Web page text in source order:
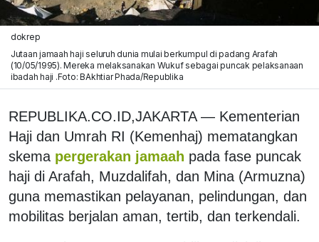
dokrep
Jutaan jamaah haji seluruh dunia mulai berkumpul di padang Arafah
(10/05/1995). Mereka melaksanakan Wukuf sebagai puncak pelaksanaan
ibadah haji .Foto: BAkhtiar Phada/Republika
REPUBLIKA.CO.ID,JAKARTA — Kementerian
Haji dan Umrah RI (Kemenhaj) mematangkan
skema pergerakan jamaah pada fase puncak
haji di Arafah, Muzdalifah, dan Mina (Armuzna)
guna memastikan pelayanan, pelindungan, dan
mobilitas berjalan aman, tertib, dan terkendali.